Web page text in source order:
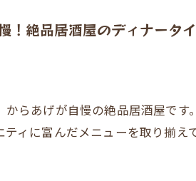
！絶品居酒屋のディナータ
からあげが自慢の絶品居酒屋で
ティに富んだメニューを取り揃